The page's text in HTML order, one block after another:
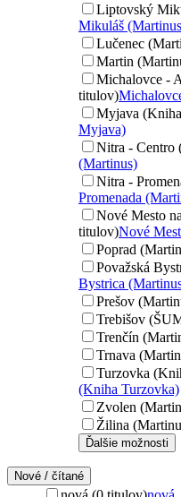
Liptovský
Mikuláš
Lučenec
Martin
Michalovce -
titulov)
Myjava
Myjava)
Nitra - Centro
(Martinus)
Nitra -
Promenada
Nové Mesto
titulov)Nové
Poprad
Považská
Bystrica
Prešov
Trebišov
Trenčín
Trnava
Turzovka
(Kniha Turzovka)
Zvolen
Žilina
Ďalšie možnosti
Nové / čítané